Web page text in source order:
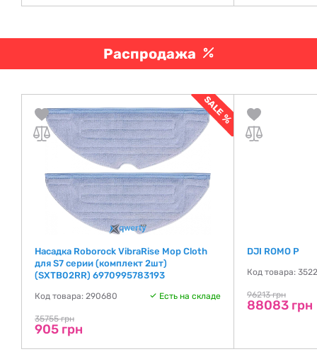
Распродажа
Насадка Roborock VibraRise Mop Cloth
для S7 серии (комплект 2шт)
(SXTB02RR) 6970995783193
Код товара: 290680 Есть на складе
35755 грн
905 грн
DJI ROMO P
Код товара:
96213 грн
88083 грн